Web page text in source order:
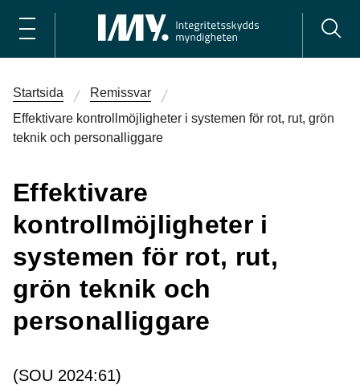
Startsida
Remissvar
Effektivare kontrollmöjligheter i systemen för rot, rut, grön
teknik och personalliggare
Effektivare
kontrollmöjligheter i
systemen för rot, rut,
grön teknik och
personalliggare
(SOU 2024:61)